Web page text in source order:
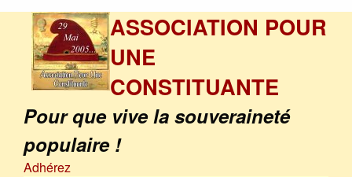
ASSOCIATION POUR
UNE
CONSTITUANTE
Pour que vive la souveraineté
populaire !
Adhérez